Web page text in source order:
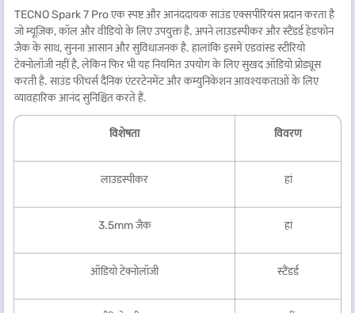
TECNO Spark 7 Pro एक स्पष्ट और आनंददायक साउंड एक्सपीरियंस प्रदान करता है
जो म्यूज़िक, कॉल और वीडियो के लिए उपयुक्त है. अपने लाउडस्पीकर और स्टैंडर्ड हेडफोन
जैक के साथ, सुनना आसान और सुविधाजनक है. हालांकि इसमें एडवांस्ड स्टीरियो
टेक्नोलॉजी नहीं है, लेकिन फिर भी यह नियमित उपयोग के लिए सुखद ऑडियो प्रोड्यूस
करती है. साउंड फीचर्स दैनिक एंटरटेनमेंट और कम्युनिकेशन आवश्यकताओं के लिए
व्यावहारिक आनंद सुनिश्चित करते हैं.
विशेषता विवरण
लाउडस्पीकर हां
3.5mm जैक हां
ऑडियो टेक्नोलॉजी स्‍टैंडर्ड